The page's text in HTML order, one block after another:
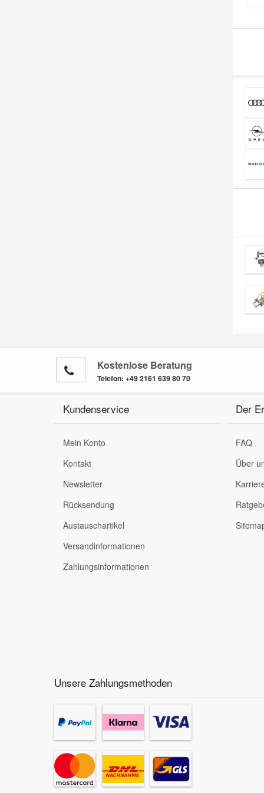
Kostenlose Beratung
Telefon: +49 2161 639 80 70
Kundenservice
Mein Konto
Kontakt
Newsletter
Rücksendung
Austauschartikel
Versandinformationen
Zahlungsinformationen
Der
FAQ
Über
Unsere Zahlungsmethoden